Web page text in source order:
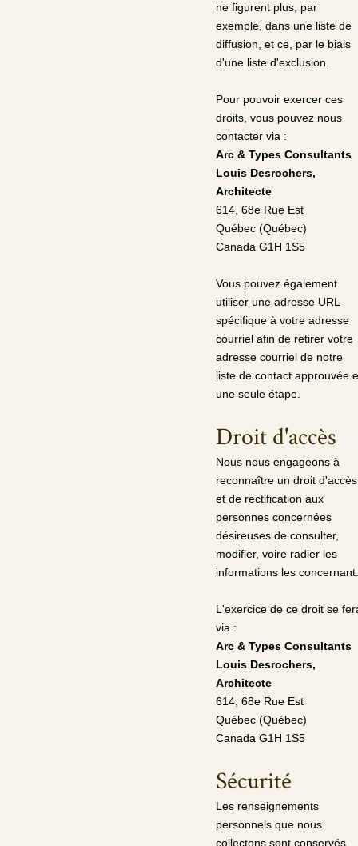
ne figurent plus, par
exemple, dans une liste de
diffusion, et ce, par le biais
d'une liste d'exclusion.
Pour pouvoir exercer ces
droits, vous pouvez nous
contacter via :
Arc & Types Consultants
Louis Desrochers,
Architecte
614, 68e Rue Est
Québec (Québec)
Canada G1H 1S5
Vous pouvez également
utiliser une adresse URL
spécifique à votre adresse
courriel afin de retirer votre
adresse courriel de notre
liste de contact approuvée
une seule étape.
Droit d'accès
Nous nous engageons à
reconnaître un droit d'accès
et de rectification aux
personnes concernées
désireuses de consulter,
modifier, voire radier les
informations les concernant.
L'exercice de ce droit se
via :
Arc & Types Consultants
Louis Desrochers,
Architecte
614, 68e Rue Est
Québec (Québec)
Canada G1H 1S5
Sécurité
Les renseignements
personnels que nous
collectons sont conservés